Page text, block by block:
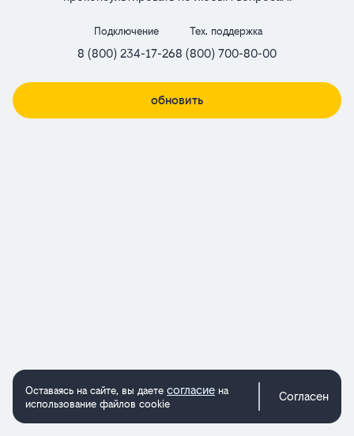
Подключение
8 (800) 234-17-26
Тех. поддержка
8 (800) 700-80-00
обновить
Оставаясь на сайте, вы даете согласие на
использование файлов cookie
Согласен